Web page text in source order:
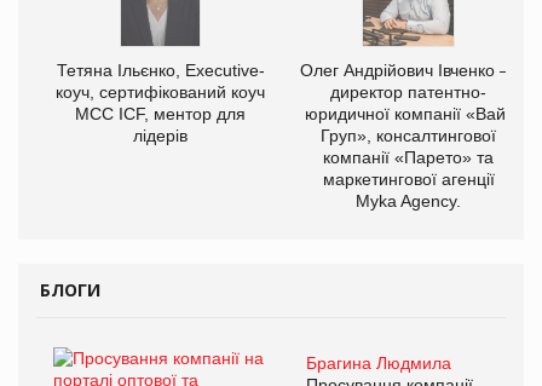
Тетяна Ільєнко, Executive-
коуч, сертифікований коуч
МСС ICF, ментор для
лідерів
Олег Андрійович Івченко —
директор патентно-
юридичної компанії «Вайз
Груп», консалтингової
компанії «Парето» та
маркетингової агенції
Myka Agency.
БЛОГИ
Брагина Людмила